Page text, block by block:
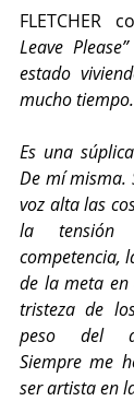
FLETCHER
Leave
estado
mucho tiempo.
Es una
De mí misma.
voz alta las
la
competencia,
de la meta en
tristeza de
peso del
Siempre me
ser artista en